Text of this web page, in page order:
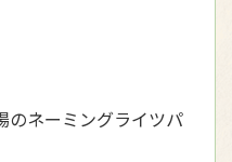
のネーミングライツパ